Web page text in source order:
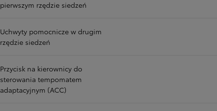
pierwszym rzędzie siedzeń
Uchwyty pomocnicze w drugim
rzędzie siedzeń
Przycisk na kierownicy do
sterowania tempomatem
adaptacyjnym (ACC)